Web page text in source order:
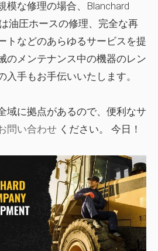
模な修理の場合、Blanchard
油圧ホースの修理、完全な再
トなどのあらゆるサービスを提
のメンテナンス中の機器のレン
入手もお手伝いいたします。
域に拠点があるので、便利なサ
問い合わせ ください。 今日！